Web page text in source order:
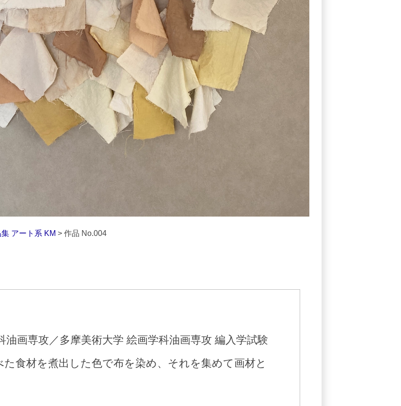
アート系 KM > 作品 No.004
油画専攻／多摩美術大学 絵画学科油画専攻 編入学試験
た食材を煮出した色で布を染め、それを集めて画材と